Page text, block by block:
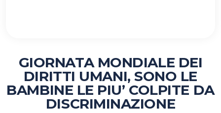
GIORNATA MONDIALE DEI
DIRITTI UMANI, SONO LE
BAMBINE LE PIU’ COLPITE DA
DISCRIMINAZIONE